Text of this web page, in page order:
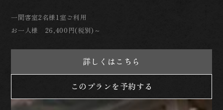
一間客室2名様1室ご利用
お一人様 26,400円(税別)～
詳しくはこちら
このプランを予約する